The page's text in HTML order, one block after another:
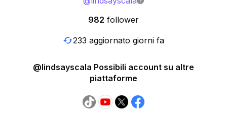
982 follower
233 aggiornato giorni fa
@lindsayscala Possibili account su altre
piattaforme